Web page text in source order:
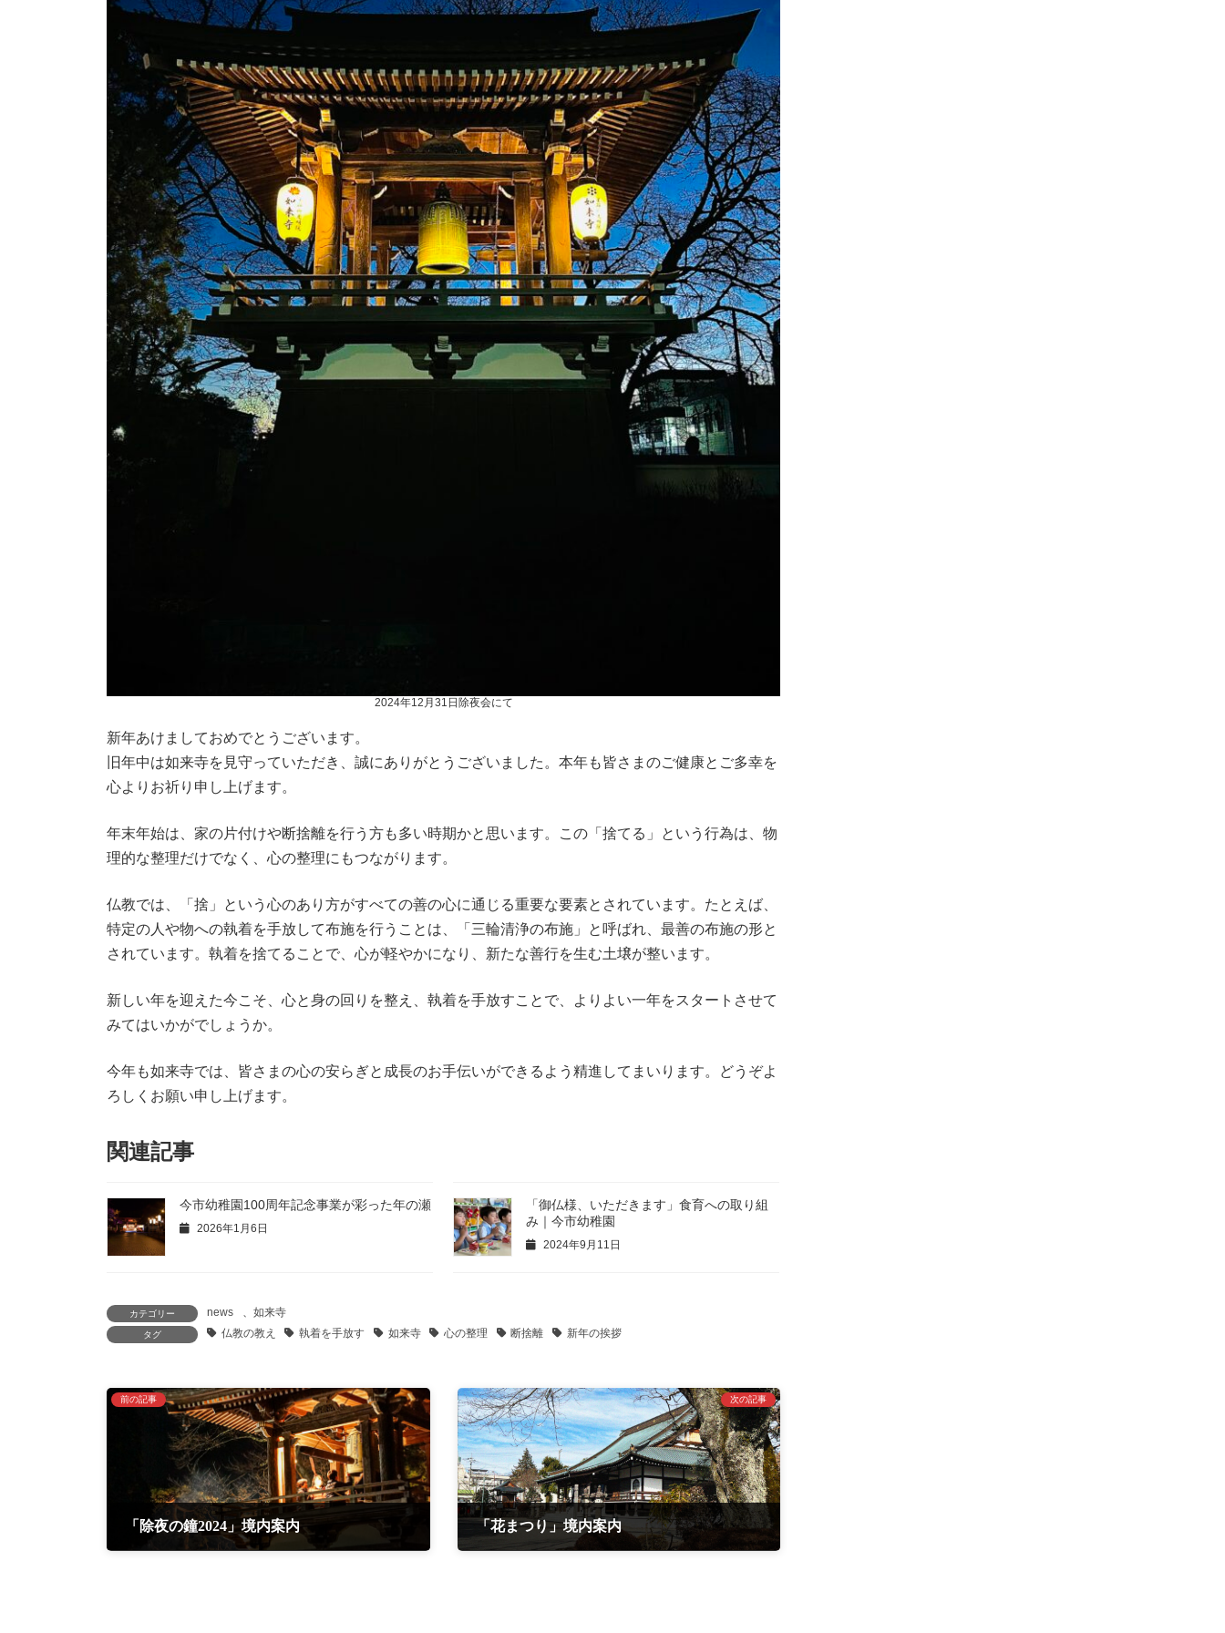
2024年12月31日除夜会にて
新年あけましておめでとうございます。
旧年中は如来寺を見守っていただき、誠にありがとうございました。本年も皆さまのご健康とご多幸を
心よりお祈り申し上げます。
年末年始は、家の片付けや断捨離を行う方も多い時期かと思います。この「捨てる」という行為は、物
理的な整理だけでなく、心の整理にもつながります。
仏教では、「捨」という心のあり方がすべての善の心に通じる重要な要素とされています。たとえば、
特定の人や物への執着を手放して布施を行うことは、「三輪清浄の布施」と呼ばれ、最善の布施の形と
されています。執着を捨てることで、心が軽やかになり、新たな善行を生む土壌が整います。
新しい年を迎えた今こそ、心と身の回りを整え、執着を手放すことで、よりよい一年をスタートさせて
みてはいかがでしょうか。
今年も如来寺では、皆さまの心の安らぎと成長のお手伝いができるよう精進してまいります。どうぞよ
ろしくお願い申し上げます。
関連記事
今市幼稚園100周年記念事業が彩った年の瀬
2026年1月6日
「御仏様、いただきます」食育への取り組
み｜今市幼稚園
2024年9月11日
カテゴリー news 、 如来寺
タグ 仏教の教え 執着を手放す 如来寺 心の整理 断捨離 新年の挨拶
前の記事
「除夜の鐘2024」境内案内
次の記事
「花まつり」境内案内